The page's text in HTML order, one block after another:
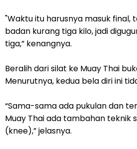
"Waktu itu harusnya masuk final,
badan kurang tiga kilo, jadi
tiga,” kenangnya.
Beralih dari silat ke Muay Thai
Menurutnya, kedua bela diri ini
“Sama-sama ada pukulan dan
Muay Thai ada tambahan teknik
(knee),” jelasnya.